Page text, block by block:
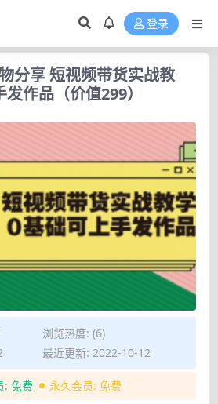
登录
分享 短视频带货实战教
作品（价值299）
浏览热度: (6)
最近更新: 2022-10-12
: 免费 永久会员: 免费